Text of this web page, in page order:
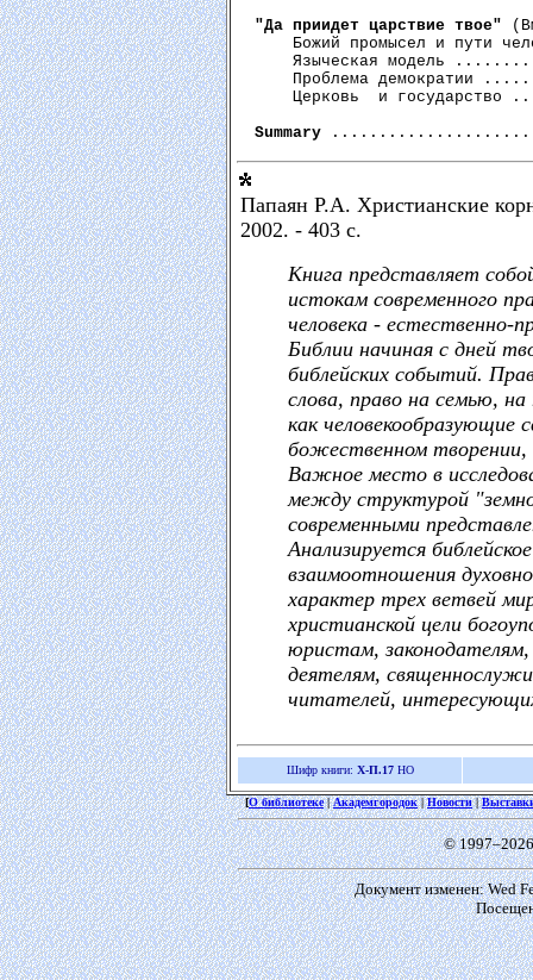
"Да приидет царствие твое"
Божий промысел и пути
Языческая модель
Проблема демократии
Церковь  и государство
Summary
Папаян Р.А. Христианские
2002. - 403 с.
Книга представляет
истокам современного
человека - естественно-
Библии начиная с дней
библейских событий.
слова, право на семью,
как человекообразующие
божественном творении,
Важное место в
между структурой
современными
Анализируется
взаимоотношения
характер трех ветвей
христианской цели
юристам,
деятелям,
читателей,
Шифр книги: Х-П.17НО
[О библиотеке|Академгородок|Новости|
©
Документ изменен: Wed